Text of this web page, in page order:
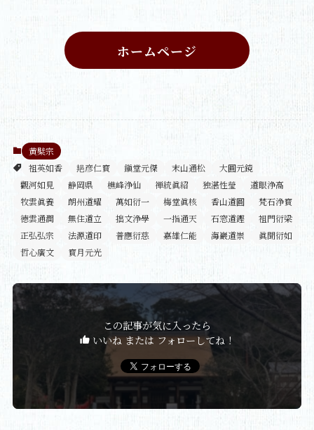
ホームページ
黄檗宗
祖英如香
邫彦仁寳 鎭堂元傑 末山通松
大圓元鏡
觀河如見
静岡県 樵峰浄仙 禅統眞紹 独湛性瑩
道眼浄高
牧雲眞養
朗州道耀 萬如衍一 梅堂眞核 香山道圓
梵石浄寳
徳雲通潤
無住道立 拙文浄學 一指通天 石窓道鏗
祖門衍梁
正弘弘宗
法源道印 普應衍慈 嘉雄仁能 海巖道崇
眞聞衍如
哲心廣文
寳月元光
この記事が気に入ったら
いいね または フォローしてね！